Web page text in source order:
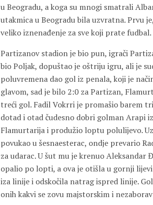
u Beogradu, a koga su mnogi smatrali
utakmica u Beogradu bila uzvratna. Prvu
veliko iznenađenje za sve koji prate fudbal.
Partizanov stadion je bio pun, igrači
bio Poljak, dopuštao je oštriju igru, ali je
poluvremena dao gol iz penala, koji je
glavom, sad je bilo 2:0 za Partizan,
treći gol. Fadil Vokrri je promašio barem
dotad i otad čudesno dobri golman Arapi
Flamurtarija i produžio loptu polulijevo.
povukao u šesnaesterac, ondje prevario
za udarac. U šut mu je krenuo Aleksandar
opalio po lopti, a ova je otišla u gornji
iza linije i odskočila natrag ispred linije.
onih kakvi se zovu majstorskim i